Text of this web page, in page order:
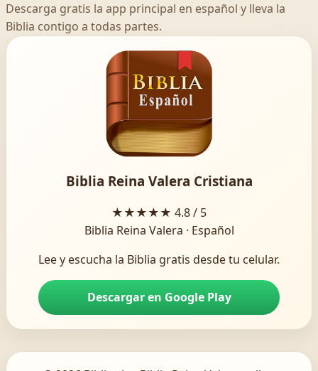
Descarga gratis la app principal en español y lleva la
Biblia contigo a todas partes.
Biblia Reina Valera Cristiana
★★★★★ 4.8 / 5
Biblia Reina Valera · Español
Lee y escucha la Biblia gratis desde tu celular.
Descargar en Google Play